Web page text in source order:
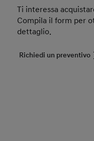
Ti interessa
Compila il form per
dettaglio.
Richiedi un preventivo